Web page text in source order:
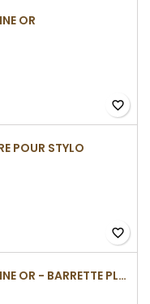
OR
favorite_border
POUR STYLO
favorite_border
STYLO SLIMLINE OR - BARRETTE PLATE